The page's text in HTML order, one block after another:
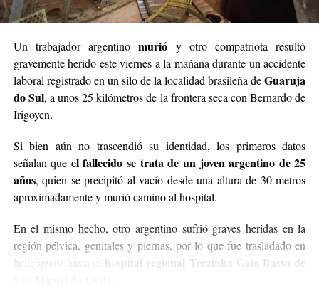
Un trabajador argentinomurió y otro compatriota resultó
gravemente herido este viernes a la mañana durante un accidente
laboral registrado en un silo de la localidad brasileña deGuaruja
do Sul, a unos 25 kilómetros de la frontera seca con Bernardo de
Irigoyen.
Si bien aún no trascendió su identidad, los primeros datos
señalan que el fallecido se trata de un joven argentino de 25
años, quien se precipitó al vacío desde una altura de 30 metros
aproximadamente y murió camino al hospital.
En el mismo hecho, otro argentino sufrió graves heridas en la
región pélvica, genitales y piernas, por lo que fue trasladado en
helicóptero hasta el hospital regional Terzinha Gaio Basso de